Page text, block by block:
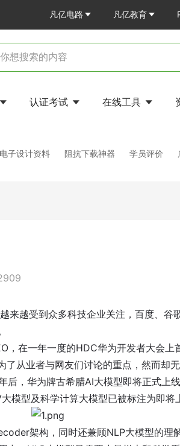
凡亿电路 凡亿教育
认证考试 在线工具
子设计资料 阻抗下载神器 学员评价
来越受到众多科技企业关注，百度、谷
，在一年一度的HDC华为开发者大会上
从业者与网友们讨论的重点，然而却
后，华为牌古希腊AI大模型即将正式上
模型及科学计算大模型已被标注为即将
架构，同时还兼顾NLP大模型的理